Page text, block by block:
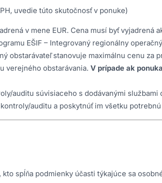
uvedie túto skutočnosť v ponuke)
v mene EUR. Cena musí byť
EŠIF – Integrovaný regionálny
obstarávateľ stanovuje maximálnu cenu
verejného obstarávania. V prípade ak
auditu súvisiaceho s dodávanými
auditu a poskytnúť im všetku
spĺňa podmienky účasti týkajúce sa